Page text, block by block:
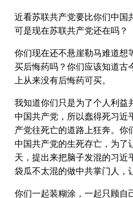
近看苏联共产党要比你们中国
可是现在苏联共产党还在吗？
你们现在还不悬崖勒马难道想
买后悔药吗？你们应该知道古
上从来没有后悔药可买。
我知道你们只是为了个人利益
中国共产党，所以蠢得死习近
产党往死亡的道路上狂奔。你
中国共产党的生死存亡，为了
天，提出来把脑子发混的习近
袋瓜不太混的做中共掌门人，
你们一起装糊涂，一起只顾自